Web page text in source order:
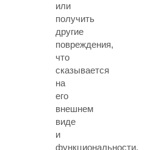
или
получить
другие
повреждения,
что
сказывается
на
его
внешнем
виде
и
функциональности.